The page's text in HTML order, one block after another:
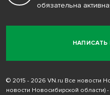
обязательна
© 2015 - 2026 VN.ru Все новости
новости Новосибирской области)